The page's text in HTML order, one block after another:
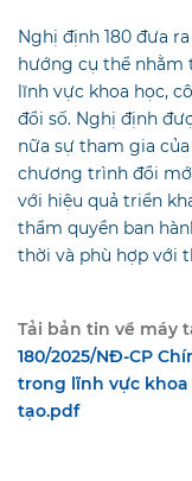
Nghị định 180 đưa
hướng cụ thể nhằm
lĩnh vực khoa học,
đổi số. Nghị định
nữa sự tham gia
chương trình đổi
với hiệu quả triển
thẩm quyền ban
thời và phù hợp với
Tải bản tin về máy
180/2025/NĐ-CP
trong lĩnh vực khoa
tạo.pdf